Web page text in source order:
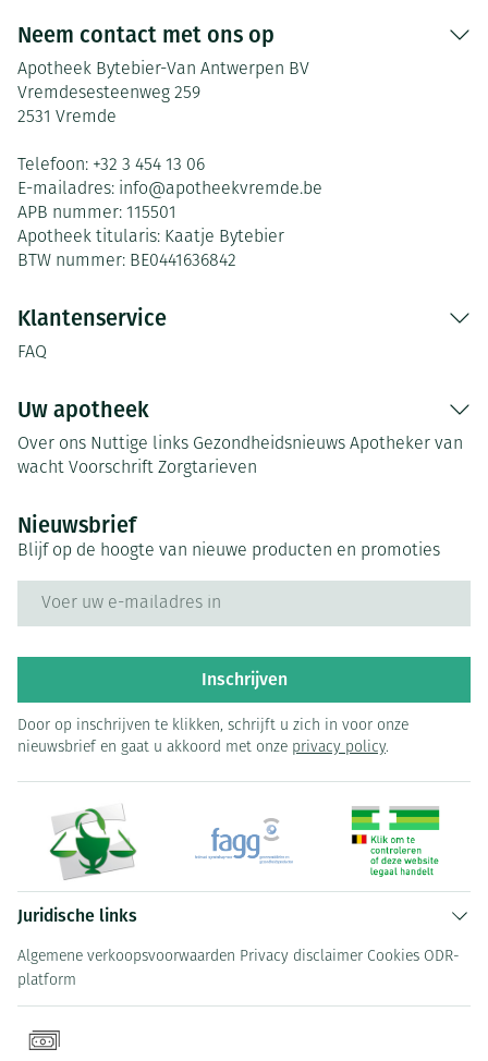
Neem contact met ons op
Apotheek Bytebier-Van Antwerpen BV
Vremdesesteenweg 259
2531 Vremde
Telefoon: +32 3 454 13 06
E-mailadres: info@apotheekvremde.be
APB nummer: 115501
Apotheek titularis: Kaatje Bytebier
BTW nummer: BE0441636842
Klantenservice
FAQ
Uw apotheek
Over ons Nuttige links Gezondheidsnieuws Apotheker van
wacht Voorschrift Zorgtarieven
Nieuwsbrief
Blijf op de hoogte van nieuwe producten en promoties
Inschrijven
Door op inschrijven te klikken, schrijft u zich in voor onze
nieuwsbrief en gaat u akkoord met onze privacy policy.
Juridische links
Algemene verkoopsvoorwaarden Privacy disclaimer Cookies ODR-
platform